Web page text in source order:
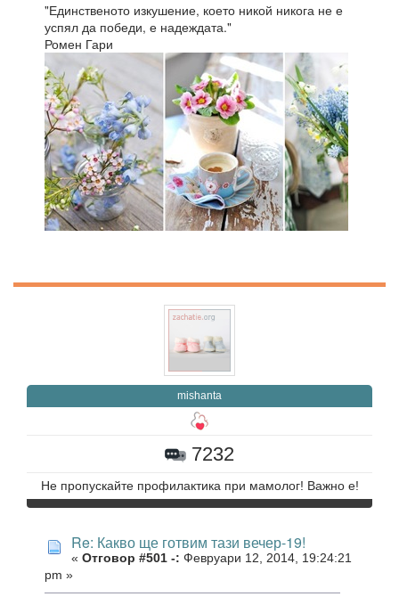
"Единственото изкушение, което никой никога не е
успял да победи, е надеждата."
Ромен Гари
mishanta
7232
Не пропускайте профилактика при мамолог! Важно е!
Re: Какво ще готвим тази вечер-19!
« Отговор #501 -: Февруари 12, 2014, 19:24:21
pm »